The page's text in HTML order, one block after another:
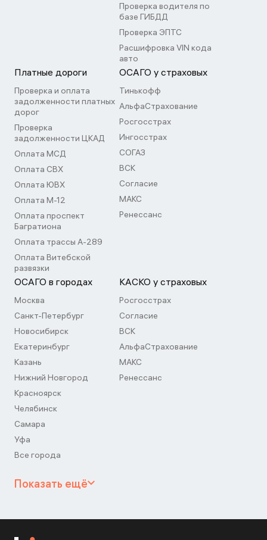
Проверка водителя по
базе ГИБДД
Проверка ЭПТС
Расшифровка VIN кода
авто
Платные дороги
Проверка и оплата
задолженности платных
дорог
Проверка
задолженности ЦКАД
Оплата МСД
Оплата СВХ
Оплата ЮВХ
Оплата М-12
Оплата проспект
Багратиона
Оплата трассы А-289
Оплата Витебской
развязки
ОСАГО у страховых
Тинькофф
АльфаСтрахование
Росгосстрах
Ингосстрах
СОГАЗ
ВСК
Согласие
МАКС
Ренессанс
ОСАГО в городах
Москва
Санкт-Петербург
Новосибирск
Екатеринбург
Казань
Нижний Новгород
Красноярск
Челябинск
Самара
Уфа
Все города
КАСКО у страховых
Росгосстрах
Согласие
ВСК
АльфаСтрахование
МАКС
Ренессанс
Показать ещё